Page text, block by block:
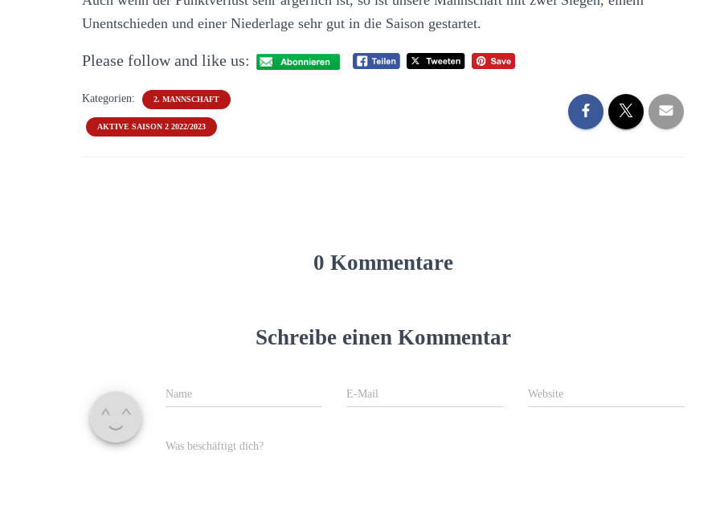
Unentschieden und einer Niederlage sehr gut in die Saison gestartet.
Please follow and like us:
Kategorien: 2. MANNSCHAFT
AKTIVE SAISON 2 2022/2023
0 Kommentare
Schreibe einen Kommentar
Name E-Mail Website
Was beschäftigt dich?